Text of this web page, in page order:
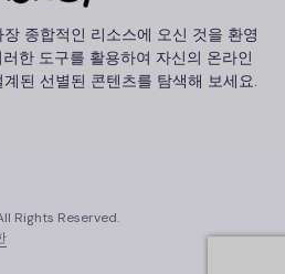
종합적인 리소스에 오신 것을 환영
한 도구를 활용하여 자신의 온라인
된 선별된 콘텐츠를 탐색해 보세요.
Rights Reserved.